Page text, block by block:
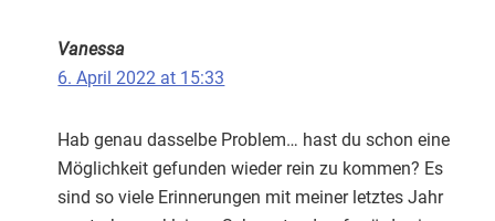
Vanessa
6. April 2022 at 15:33
Hab genau dasselbe Problem… hast du schon eine
Möglichkeit gefunden wieder rein zu kommen? Es
sind so viele Erinnerungen mit meiner letztes Jahr